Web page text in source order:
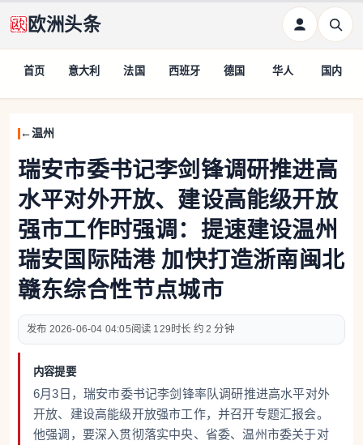
欧洲头条
首页 意大利 法国 西班牙 德国 华人 国内
温州
瑞安市委书记李剑锋调研推进高
水平对外开放、建设高能级开放
强市工作时强调：提速建设温州
瑞安国际陆港 加快打造浙南闽北
赣东综合性节点城市
2026-06-04 04:05 129 约 2 分钟
内容提要
6月3日，瑞安市委书记李剑锋率队调研推进高水平对外
开放、建设高能级开放强市工作，并召开专题汇报会。
他强调，要深入贯彻落实中央、省委、温州市委关于对